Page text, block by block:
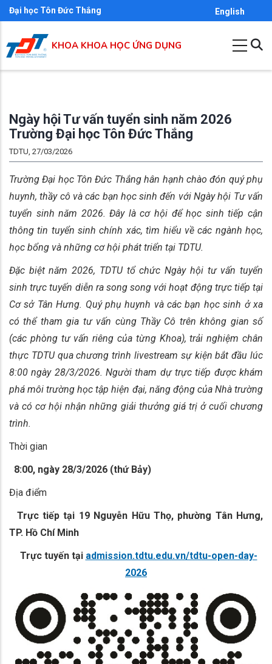
Nhảy
đến
nội
dung
Đại học Tôn Đức Thắng English
KHOA KHOA HỌC ỨNG DỤNG
Ngày hội Tư vấn tuyển sinh năm 2026
Trường Đại học Tôn Đức Thắng
TDTU, 27/03/2026
Trường Đại học Tôn Đức Thắng hân hạnh chào đón quý phụ
huynh, thầy cô và các bạn học sinh đến với Ngày hội Tư vấn
tuyển sinh năm 2026. Đây là cơ hội để học sinh tiếp cận
thông tin tuyển sinh chính xác, tìm hiểu về các ngành học,
học bổng và những cơ hội phát triển tại TDTU.
Đặc biệt năm 2026, TDTU tổ chức Ngày hội tư vấn tuyển
sinh trực tuyến diễn ra song song với hoạt động trực tiếp tại
Cơ sở Tân Hưng. Quý phụ huynh và các bạn học sinh ở xa
có thể tham gia tư vấn cùng Thầy Cô trên không gian số
(các phòng tư vấn riêng của từng Khoa), trải nghiệm chân
thực TDTU qua chương trình livestream sự kiện bắt đầu lúc
8:00 ngày 28/3/2026. Người tham dự trực tiếp được khám
phá môi trường học tập hiện đại, năng động của Nhà trường
và có cơ hội nhận những giải thưởng giá trị ở cuối chương
trình.
Thời gian
8:00, ngày 28/3/2026 (thứ Bảy)
Địa điểm
Trực tiếp tại 19 Nguyễn Hữu Thọ, phường Tân Hưng,
TP. Hồ Chí Minh
Trực tuyến tại admission.tdtu.edu.vn/tdtu-open-day-
2026